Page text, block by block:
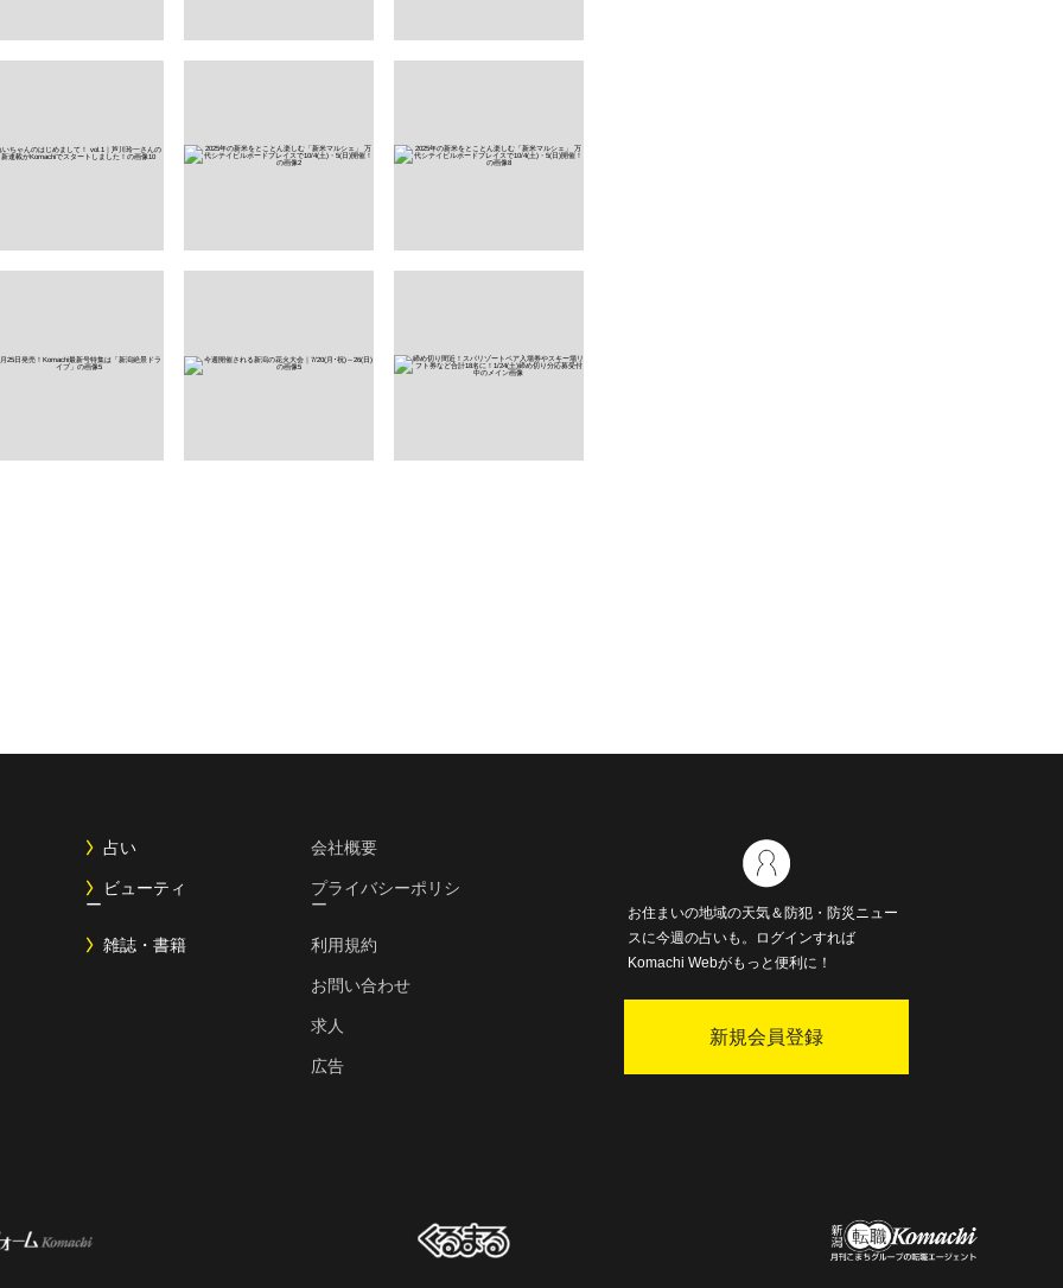
占い
ビューティ
ー
雑誌・書籍
会社概要
プライバシーポリシ
ー
利用規約
お問い合わせ
求人
広告
お住まいの地域の天気＆防犯・防災ニュー
スに今週の占いも。ログインすれば
Komachi Webがもっと便利に！
新規会員登録